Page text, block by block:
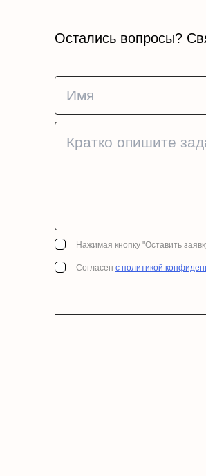
Остались вопросы?
Нажимая кнопку "Оставить
Согласен с политикой